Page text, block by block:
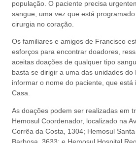
população. O paciente precisa
sangue, uma vez que está
cirurgia no coração.
Os familiares e amigos de Francisco
esforços para encontrar doadores,
aceitas doações de qualquer tipo
basta se dirigir a uma das unidades do
informar o nome do paciente, que está
Casa.
As doações podem ser realizadas em
Hemosul Coordenador, localizado na
Corrêa da Costa, 1304; Hemosul
Barbosa, 3633; e Hemosul Hospital